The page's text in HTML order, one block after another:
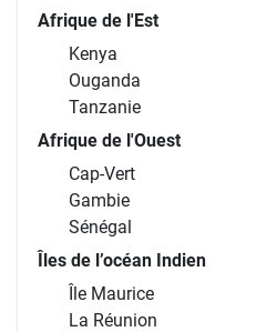
Afrique de l'Est
Kenya
Ouganda
Tanzanie
Afrique de l'Ouest
Cap-Vert
Gambie
Sénégal
Îles de l’océan Indien
Île Maurice
La Réunion